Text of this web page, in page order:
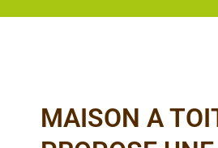
MAISON A